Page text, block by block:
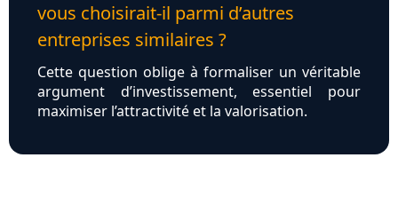
vous choisirait-il parmi d’autres
entreprises similaires ?
Cette question oblige à formaliser un véritable
argument d’investissement, essentiel pour
maximiser l’attractivité et la valorisation.